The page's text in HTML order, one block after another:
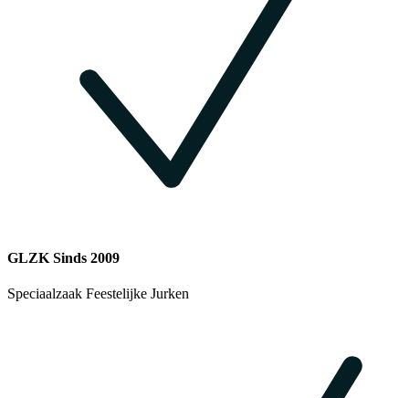
GLZK Sinds 2009
Speciaalzaak Feestelijke Jurken